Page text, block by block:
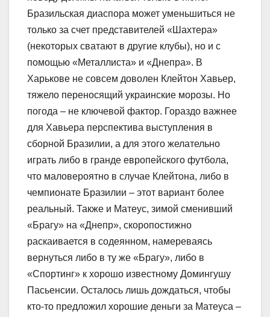
Бразильская диаспора может уменьшиться не
только за счет представителей «Шахтера»
(некоторых сватают в другие клубы), но и с
помощью «Металлиста» и «Днепра». В
Харькове не совсем доволен Клейтон Хавьер,
тяжело переносящий украинские морозы. Но
погода – не ключевой фактор. Гораздо важнее
для Хавьера перспектива выступления в
сборной Бразилии, а для этого желательно
играть либо в гранде европейского футбола,
что маловероятно в случае Клейтона, либо в
чемпионате Бразилии – этот вариант более
реальный. Также и Матеус, зимой сменивший
«Брагу» на «Днепр», скоропостижно
раскаивается в содеянном, намереваясь
вернуться либо в ту же «Брагу», либо в
«Спортинг» к хорошо известному Домингушу
Пасьенсии. Осталось лишь дождаться, чтобы
кто-то предложил хорошие деньги за Матеуса –